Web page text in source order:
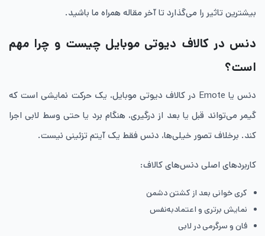
بیشترین تاثیر را می‌گذارد تا آخر مقاله همراه ما باشید.
دنس در کالاف دیوتی موبایل چیست و چرا مهم
است؟
دنس یا Emote در کالاف دیوتی موبایل، یک حرکت نمایشی است که
گیمر می‌تواند قبل یا بعد از درگیری، هنگام برد یا حتی وسط لابی اجرا
کند. برخلاف تصور خیلی‌ها، دنس فقط یک آیتم تزئینی نیست.
کاربردهای اصلی دنس‌های کالاف:
کری خوانی بعد از کشتن دشمن
نمایش برتری و اعتمادبه‌نفس
فان و سرگرمی در لابی